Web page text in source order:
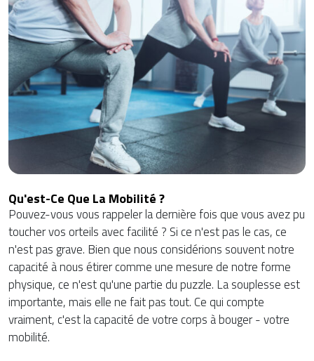
Qu'est-Ce Que La Mobilité ?
Pouvez-vous vous rappeler la dernière fois que vous avez pu
toucher vos orteils avec facilité ? Si ce n'est pas le cas, ce
n'est pas grave. Bien que nous considérions souvent notre
capacité à nous étirer comme une mesure de notre forme
physique, ce n'est qu'une partie du puzzle. La souplesse est
importante, mais elle ne fait pas tout. Ce qui compte
vraiment, c'est la capacité de votre corps à bouger - votre
mobilité.